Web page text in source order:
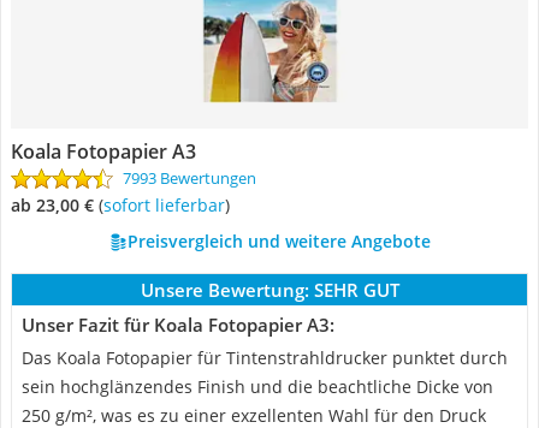
Koala Fotopapier A3
7993 Bewertungen
ab 23,00 € ( Sofort lieferbar)
Preisvergleich und weitere Angebote
Unsere Bewertung: SEHR GUT
Unser Fazit für Koala Fotopapier A3:
Das Koala Fotopapier für Tintenstrahldrucker punktet durch
sein hochglänzendes Finish und die beachtliche Dicke von
250 g/m², was es zu einer exzellenten Wahl für den Druck